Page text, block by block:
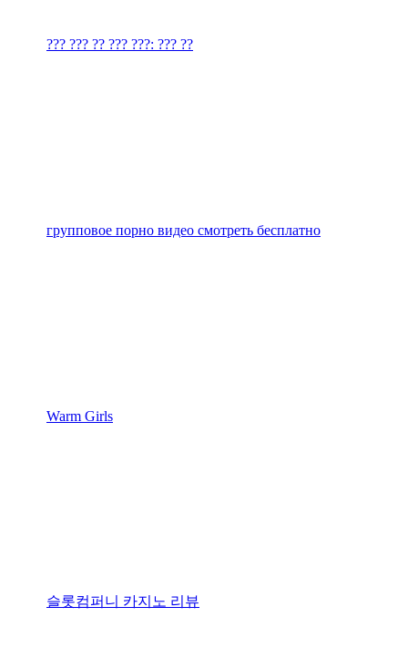
??? ??? ?? ??? ???: ??? ??
групповое порно видео смотреть бесплатно
Warm Girls
슬롯컴퍼니 카지노 리뷰